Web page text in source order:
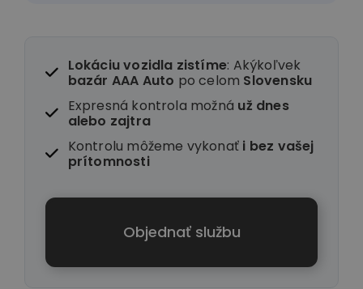
Lokáciu vozidla zistíme: Akýkoľvek
bazár AAA Auto po celom Slovensku
Expresná kontrola možná už dnes
alebo zajtra
Kontrolu môžeme vykonať i bez vašej
prítomnosti
Objednať službu